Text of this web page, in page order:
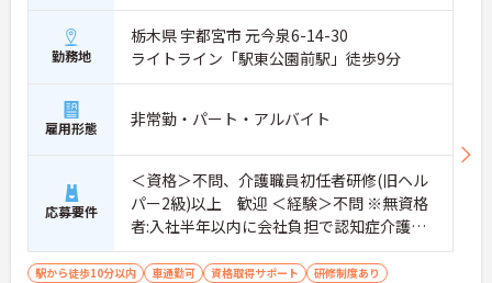
勤務地
栃木県 宇都宮市 元今泉6-14-30
ライトライン「駅東公園前駅」徒歩9分
雇用形態 非常勤・パート・アルバイト
応募要件
＜資格＞不問、介護職員初任者研修(旧ヘル
パー2級)以上 歓迎 ＜経験＞不問 ※無資格
者:入社半年以内に会社負担で認知症介護基
礎研修受講
駅から徒歩10分以内 車通勤可 資格取得サポート
研修制度あり